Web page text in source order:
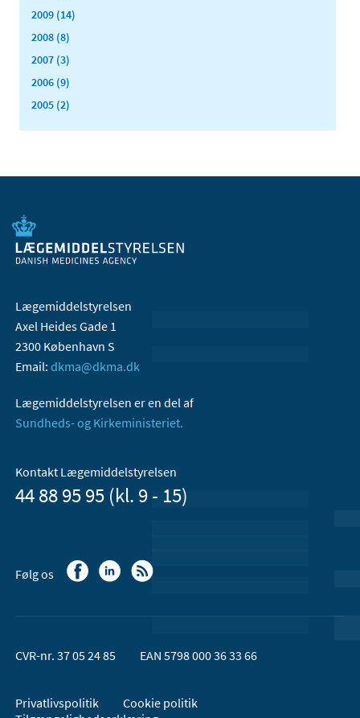
2009 (14)
2008 (8)
2007 (3)
2006 (9)
2005 (2)
Lægemiddelstyrelsen
Axel Heides Gade 1
2300 København S
Email: dkma@dkma.dk
Lægemiddelstyrelsen er en del af
Sundheds- og Kirkeministeriet.
Kontakt Lægemiddelstyrelsen
44 88 95 95 (kl. 9 - 15)
Følg os
CVR-nr. 37 05 24 85 EAN 5798 000 36 33 66
Privatlivspolitik
Cookie politik